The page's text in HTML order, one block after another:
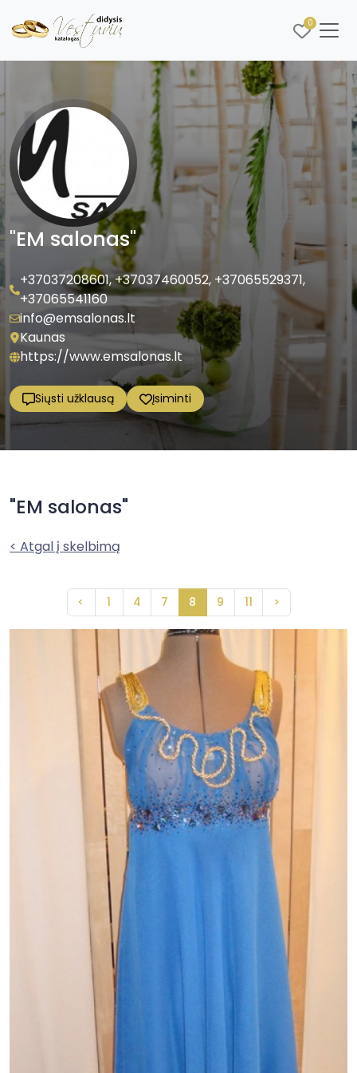
0
"EM salonas"
+37037208601,+37037460052, +37065529371,
+37065541160
info@emsalonas.lt
Kaunas
https://www.emsalonas.lt
Siųsti užklausą Įsiminti
"EM salonas"
< Atgal į skelbimą
< 1 4 7 8 9 11 >